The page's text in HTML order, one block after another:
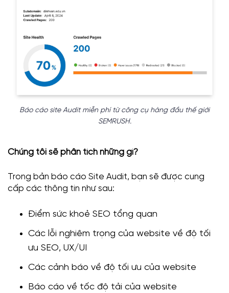
Báo cáo site Audit miễn phí từ công cụ hàng đầu thế giới
SEMRUSH.
Chúng tôi sẽ phân tích những gì?
Trong bản báo cáo Site Audit, bạn sẽ được cung
cấp các thông tin như sau:
Điểm sức khoẻ SEO tổng quan
Các lỗi nghiêm trọng của website về độ tối
ưu SEO, UX/UI
Các cảnh báo về độ tối ưu của website
Báo cáo về tốc độ tải của website